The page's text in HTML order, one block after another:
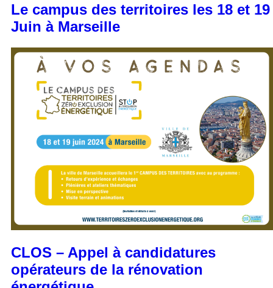
Le campus des territoires les 18 et 19
Juin à Marseille
CLOS – Appel à candidatures
opérateurs de la rénovation